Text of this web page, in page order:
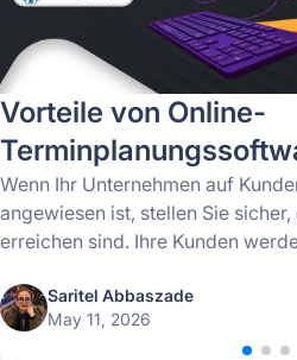
Vorteile von Online-
Wenn Ihr Unternehmen auf
angewiesen ist, stellen Sie
erreichen sind. Ihre Kunden
von Online-
Sie in unserem Blog.
Saritel Abbaszade
May 11, 2026